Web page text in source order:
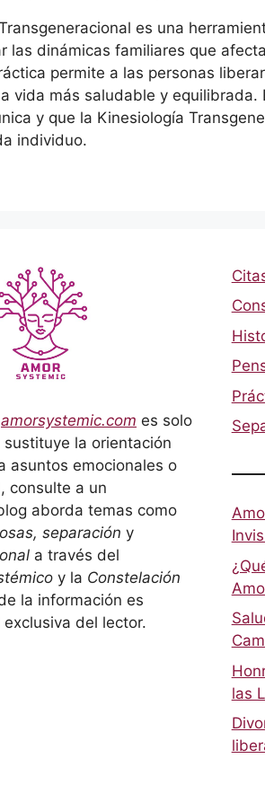
es una
las dinámicas familiares que
permite a las personas
vida más saludable y
y que la Kinesiología
individuo.
amorsystemic.com es solo
la orientación
asuntos emocionales o
consulte a un
aborda temas como
separación y
a través del
y la Constelación
la información es
del lector.
las